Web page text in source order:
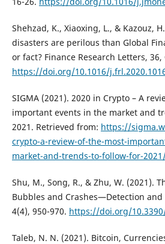
Shehzad, K., Xiaoxing, L., & Kazouz,
disasters are perilous than Global
or fact? Finance Research Letters, 36,
https://doi.org/10.1016/
SIGMA (2021). 2020 in Crypto – A
important events in the market and
2021. Retrieved from: https://
crypto-a-review-of-the-most-
market-and-trends-to-follow-for-
Shu, M., Song, R., & Zhu, W. (2021).
Bubbles and Crashes—Detection and
4(4), 950-970. https://doi.org/
Taleb, N. N. (2021). Bitcoin,